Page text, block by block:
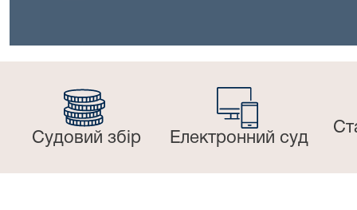
Судовий збір Електронний суд